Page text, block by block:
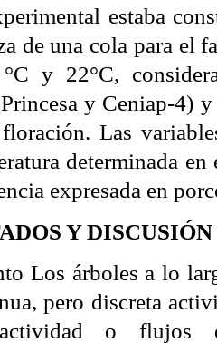
estaba
de una cola para el
y 22°C,
y Ceniap-4)
Las
determinada
expresada en
Y DISCUSIÓN
Los árboles a lo
pero discreta
o flujos